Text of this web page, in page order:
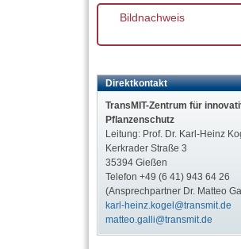
Bildnachweis
Direktkontakt
TransMIT-Zentrum für
Pflanzenschutz
Leitung: Prof. Dr. Karl-Heinz
Kerkrader Straße 3
35394 Gießen
Telefon +49 (6 41) 943 64 26
(Ansprechpartner Dr. Matteo
karl-heinz.kogel@transmit.de
matteo.galli@transmit.de